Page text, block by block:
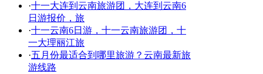
·十一大连到云南旅游团，大连到云南6
日游报价，旅
·十一云南6日游，十一云南旅游团，十
一大理丽江旅
·五月份最适合到哪里旅游？云南最新旅
游线路